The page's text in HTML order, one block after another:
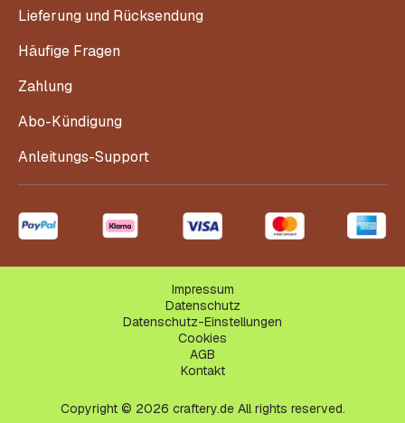
Lieferung und Rücksendung
Häufige Fragen
Zahlung
Abo-Kündigung
Anleitungs-Support
Copyright © 2026 craftery.de All rights reserved.
Impressum
Datenschutz
Datenschutz-Einstellungen
Cookies
AGB
Kontakt